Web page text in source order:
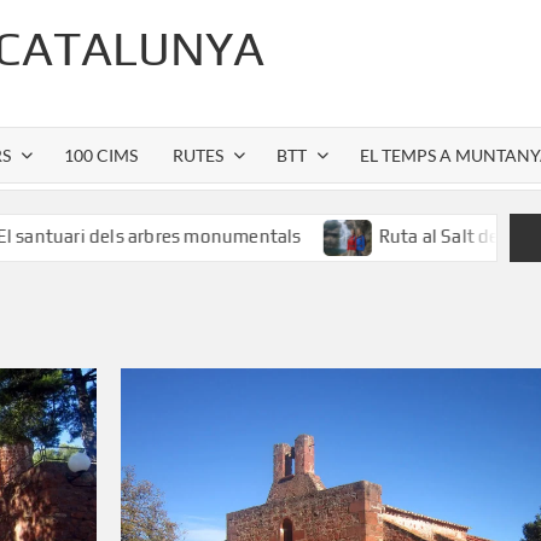
100 CIMS RUTES BTT EL TEMPS A
arbres monumentals Ruta al Salt de Sallent: